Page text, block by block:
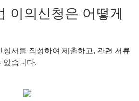
이의신청은 어떻게
서를 작성하여 제출하고, 관련 서류
있습니다.